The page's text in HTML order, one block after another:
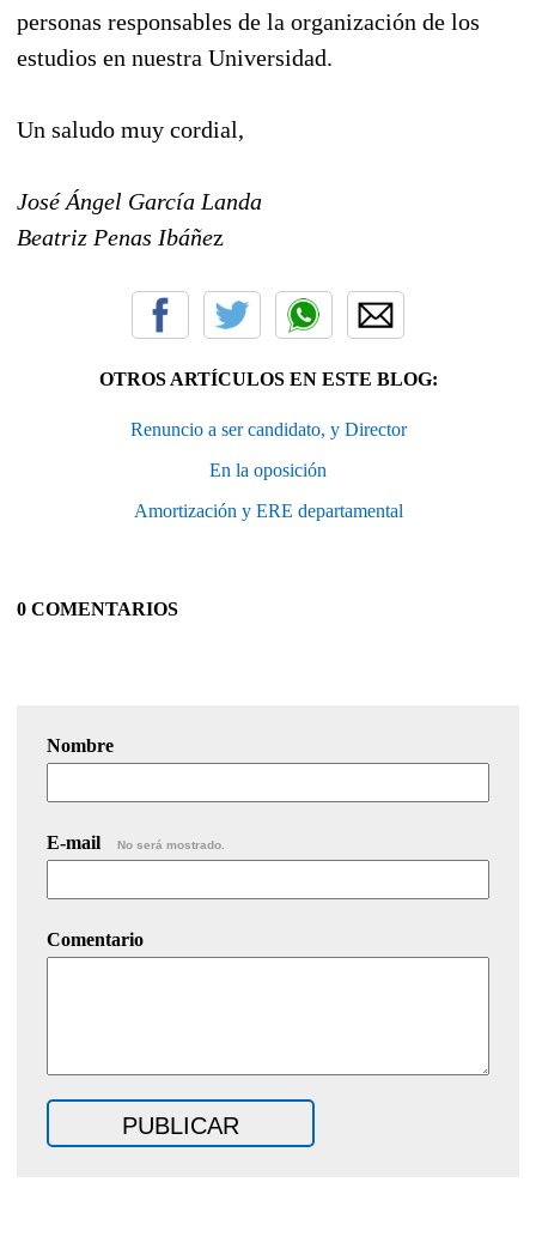
personas responsables de la organización de los
estudios en nuestra Universidad.
Un saludo muy cordial,
José Ángel García Landa
Beatriz Penas Ibáñez
OTROS ARTÍCULOS EN ESTE BLOG:
Renuncio a ser candidato, y Director
En la oposición
Amortización y ERE departamental
0 COMENTARIOS
Nombre
E-mail No será mostrado.
Comentario